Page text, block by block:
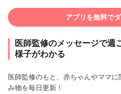
アプリを無料で
医師監修のメッセージで週
様子がわかる
医師監修のもと、赤ちゃんやママ
み物を毎日更新！